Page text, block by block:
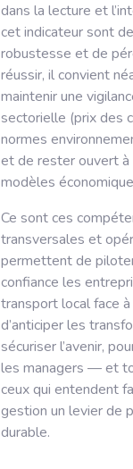
dans la lecture et
cet indicateur sont
robustesse et de
réussir, il convient
maintenir une
sectorielle (prix des
normes
et de rester ouvert à
modèles
Ce sont ces
transversales et
permettent de
confiance les
transport local face à
d’anticiper les
sécuriser l’avenir,
les managers — et
ceux qui entendent
gestion un levier de
durable.